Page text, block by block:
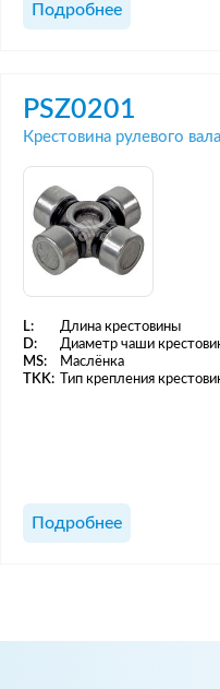
Подробнее
PSZ0201
Крестовина рулевого вала
L: Длина крестовины
D:
Диаметр чаши
MS:
Маслёнка
TKK:
Тип крепления
Подробнее